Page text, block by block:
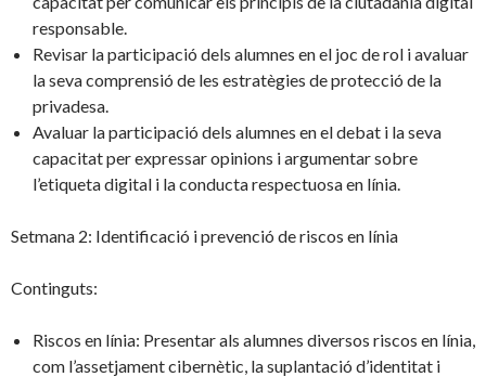
responsable.
Revisar la participació dels alumnes en el joc de rol i avaluar
la seva comprensió de les estratègies de protecció de la
privadesa.
Avaluar la participació dels alumnes en el debat i la seva
capacitat per expressar opinions i argumentar sobre
l’etiqueta digital i la conducta respectuosa en línia.
Setmana 2: Identificació i prevenció de riscos en línia
Continguts:
Riscos en línia: Presentar als alumnes diversos riscos en línia,
com l’assetjament cibernètic, la suplantació d’identitat i